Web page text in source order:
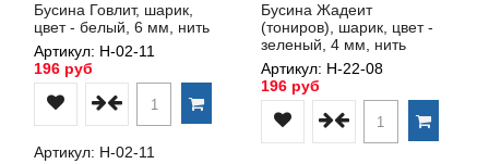
Бусина Говлит, шарик,
цвет - белый, 6 мм, нить
Артикул: Н-02-11
196 руб
Артикул: Н-02-11
Бусина Жадеит
(тониров), шарик, цвет -
зеленый, 4 мм, нить
Артикул: Н-22-08
196 руб